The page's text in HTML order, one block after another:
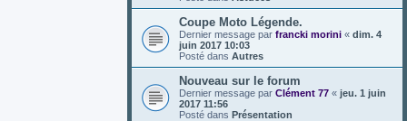
Coupe Moto Légende.
Dernier message par francki morini « dim. 4
juin 2017 10:03
Posté dans Autres
Nouveau sur le forum
Dernier message par Clément 77 « jeu. 1 juin
2017 11:56
Posté dans Présentation